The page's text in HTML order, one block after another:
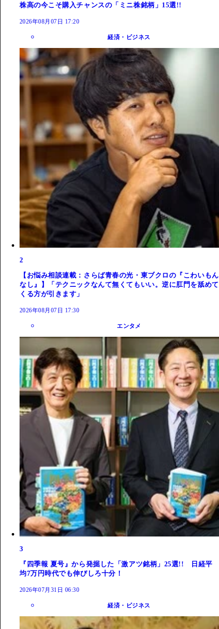
株高の今こそ購入チャンスの「ミニ株銘柄」15選!!
2026年08月07日 17:20
経済・ビジネス
2
【お悩み相談連載：さらば青春の光・東ブクロの『こわいもん
なし』】「テクニックなんて無くてもいい。逆に肛門を舐めて
くる方が引きます」
2026年08月07日 17:30
エンタメ
3
『四季報 夏号』から発掘した「激アツ銘柄」25選!! 日経平
均7万円時代でも伸びしろ十分！
2026年07月31日 06:30
経済・ビジネス